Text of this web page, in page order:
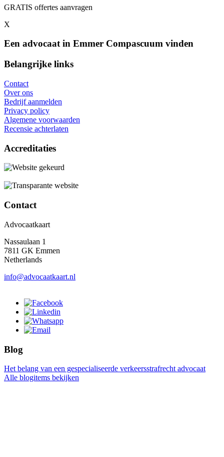
GRATIS offertes aanvragen
X
Een advocaat in Emmer Compascuum vinden
Belangrijke links
Contact
Over ons
Bedrijf aanmelden
Privacy policy
Algemene voorwaarden
Recensie achterlaten
Accreditaties
Contact
Advocaatkaart
Nassaulaan 1
7811 GK Emmen
Netherlands
info@advocaatkaart.nl
Blog
Het belang van een gespecialiseerde verkeersstrafrecht advocaat
Alle blogitems bekijken